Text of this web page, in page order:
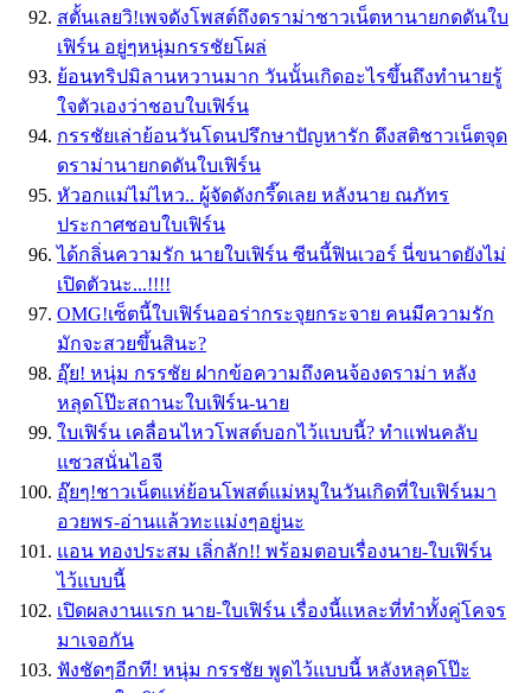
สตั้นเลยวิ!เพจดังโพสต์ถึงดราม่าชาวเน็ตหานายกดดันใบ
เฟิร์น อยู่ๆหนุ่มกรรชัยโผล่
ย้อนทริปมิลานหวานมาก วันนั้นเกิดอะไรขึ้นถึงทำนายรู้
ใจตัวเองว่าชอบใบเฟิร์น
กรรชัยเล่าย้อนวันโดนปรึกษาปัญหารัก ดึงสติชาวเน็ตจุด
ดราม่านายกดดันใบเฟิร์น
หัวอกแม่ไม่ไหว.. ผู้จัดดังกรี๊ดเลย หลังนาย ณภัทร
ประกาศชอบใบเฟิร์น
ได้กลิ่นความรัก นายใบเฟิร์น ซีนนี้ฟินเวอร์ นี่ขนาดยังไม่
เปิดตัวนะ...!!!!
OMG!เซ็ตนี้ใบเฟิร์นออร่ากระจุยกระจาย คนมีความรัก
มักจะสวยขึ้นสินะ?
อุ๊ย! หนุ่ม กรรชัย ฝากข้อความถึงคนจ้องดราม่า หลัง
หลุดโป๊ะสถานะใบเฟิร์น-นาย
ใบเฟิร์น เคลื่อนไหวโพสต์บอกไว้แบบนี้? ทำแฟนคลับ
แซวสนั่นไอจี
อุ๊ยๆ!ชาวเน็ตแห่ย้อนโพสต์แม่หมูในวันเกิดที่ใบเฟิร์นมา
อวยพร-อ่านแล้วทะแม่งๆอยู่นะ
แอน ทองประสม เลิ่กลัก!! พร้อมตอบเรื่องนาย-ใบเฟิร์น
ไว้แบบนี้
เปิดผลงานเเรก นาย-ใบเฟิร์น เรื่องนี้เเหละที่ทำทั้งคู่โคจร
มาเจอกัน
ฟังชัดๆอีกที! หนุ่ม กรรชัย พูดไว้แบบนี้ หลังหลุดโป๊ะ